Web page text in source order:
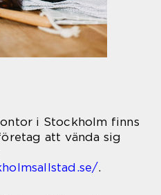
i Stockholm finns
att vända sig
.